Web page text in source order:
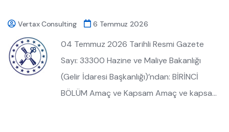
Vertax Consulting 6 Temmuz 2026
04 Temmuz 2026 Tarihli Resmi Gazete
Sayı: 33300 Hazine ve Maliye Bakanlığı
(Gelir İdaresi Başkanlığı)’ndan: BİRİNCİ
BÖLÜM Amaç ve Kapsam Amaç ve kapsa…